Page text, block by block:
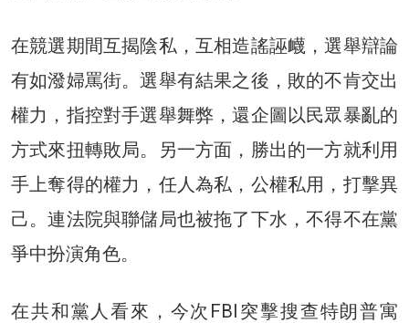
在競選期間互揭陰私，互相造謠誣衊，選舉辯論
有如潑婦罵街。選舉有結果之後，敗的不肯交出
權力，指控對手選舉舞弊，還企圖以民眾暴亂的
方式來扭轉敗局。另一方面，勝出的一方就利用
手上奪得的權力，任人為私，公權私用，打擊異
己。連法院與聯儲局也被拖了下水，不得不在黨
爭中扮演角色。
在共和黨人看來，今次FBI突擊搜查特朗普寓